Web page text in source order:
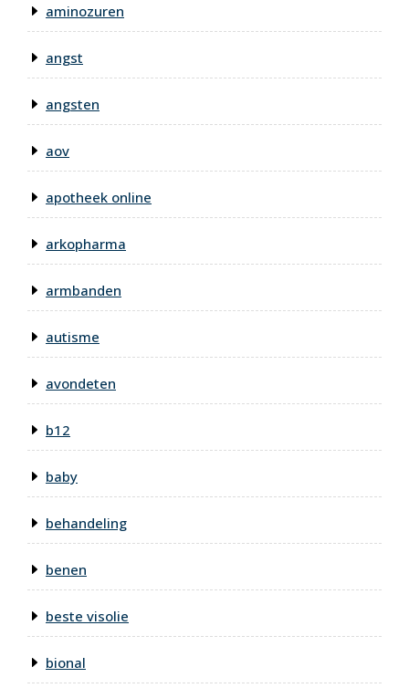
aminozuren
angst
angsten
aov
apotheek online
arkopharma
armbanden
autisme
avondeten
b12
baby
behandeling
benen
beste visolie
bional